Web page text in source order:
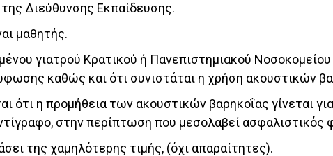
Διεύθυνσης Εκπαίδευσης.
μαθητής.
γιατρού Κρατικού ή Πανεπιστημιακού
καθώς και ότι συνιστάται η χρήση ακουστικών
ότι η προμήθεια των ακουστικών βαρηκοΐας γίνεται
στην περίπτωση που μεσολαβεί ασφαλιστικός
της χαμηλότερης τιμής, (όχι απαραίτητες).